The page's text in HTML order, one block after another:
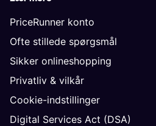
PriceRunner konto
Ofte stillede spørgsmål
Sikker onlineshopping
Privatliv & vilkår
Cookie-indstillinger
Digital Services Act (DSA)